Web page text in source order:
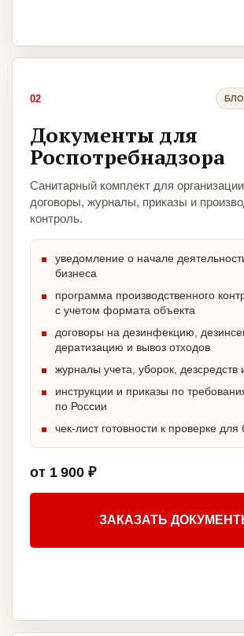
02
Документы для
Роспотребнадзора
Санитарный комплект для
договоры, журналы, приказы и
контроль.
уведомление о начале
бизнеса
программа производственного
с учетом формата объекта
договоры на дезинфекцию,
дератизацию и вывоз отходов
журналы учета, уборок, дезсредств
инструкции и приказы по
по России
чек-лист готовности к проверке для
от 1 900 ₽
ЗАКАЗАТЬ